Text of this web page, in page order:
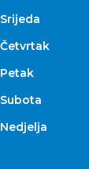
Srijeda
Četvrtak
Petak
Subota
Nedjelja